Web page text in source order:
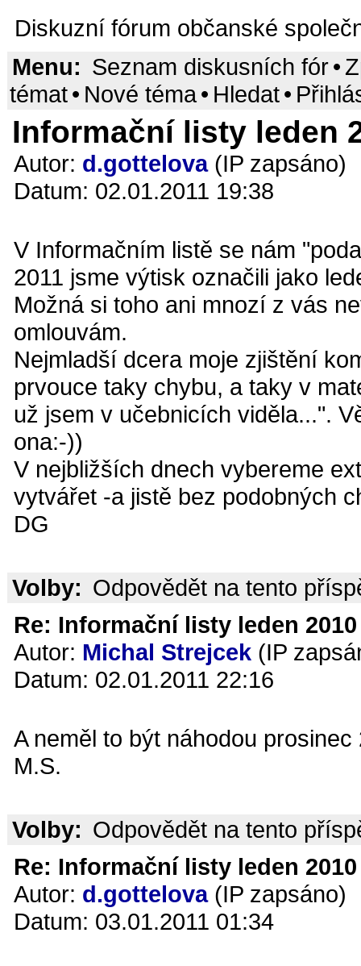
Diskuzní fórum občanské
Menu: Seznam diskusních fór•
témat• Nové téma• Hledat•
Informační listy leden
Autor: d.gottelova(IP zapsáno)
Datum: 02.01.2011 19:38
V Informačním listě se nám
2011 jsme výtisk označili jako
Možná si toho ani mnozí z vás
omlouvám.
Nejmladší dcera moje zjištění
prvouce taky chybu, a taky v
už jsem v učebnicích viděla...".
ona:-))
V nejbližších dnech vybereme
vytvářet -a jistě bez podobných
DG
Volby: Odpovědět na tento
Re: Informační listy leden
Autor: Michal Strejcek (IP
Datum: 02.01.2011 22:16
A neměl to být náhodou prosinec
M.S.
Volby: Odpovědět na tento
Re: Informační listy leden
Autor: d.gottelova(IP zapsáno)
Datum: 03.01.2011 01:34